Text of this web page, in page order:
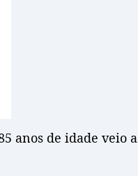
anos de idade veio